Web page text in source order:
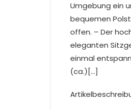
Umgebung ein
bequemen
offen. – Der
eleganten
einmal
(ca.)[…]